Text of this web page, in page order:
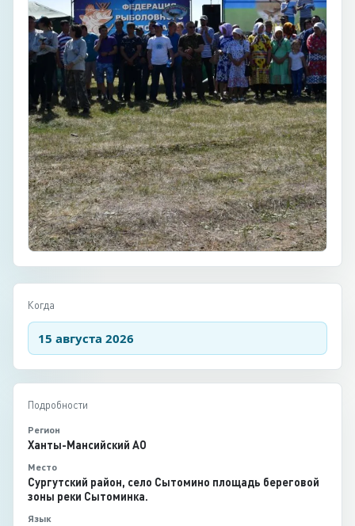
Когда
15 августа 2026
Подробности
Регион
Ханты-Мансийский АО
Место
Сургутский район, село Сытомино площадь береговой
зоны реки Сытоминка.
Язык